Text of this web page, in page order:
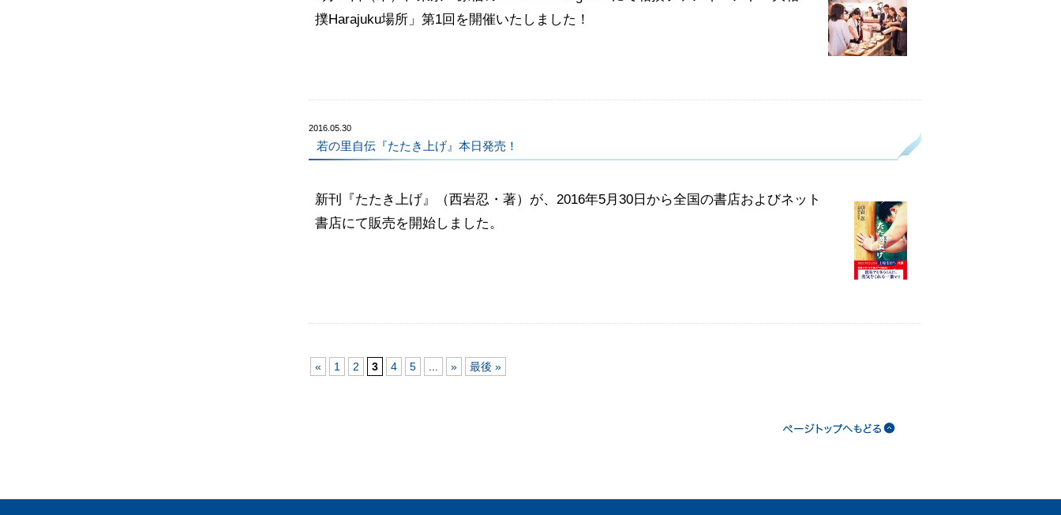
撲Harajuku場所」第1回を開催いたしました！
2016.05.30
若の里自伝『たたき上げ』本日発売！
新刊『たたき上げ』（西岩忍・著）が、2016年5月30日から全国の書店およびネット
書店にて販売を開始しました。
« 1 2 3 4 5 » 最後 »